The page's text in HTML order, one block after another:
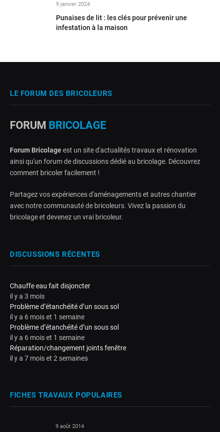
9 janvier 2024
Punaises de lit : les clés pour prévenir une
infestation à la maison
LE FORUM DES BRICOLEURS
FORUM BRICOLAGE
Forum Bricolageest un site d'actualités travaux et rénovation
ainsi qu'un forum de discussions dédié au bricolage. Découvrez
comment bricoler facilement !
Partagez vos expériences d'aménagements et autres chantier
avec notre communauté de bricoleurs. Vivez la passion du
bricolage et devenez un vrai bricoleur.
DISCUSSIONS RÉCENTES
Chauffe eau fait disjoncter
il y a 3 mois
Problème d’étanchéité d’un sous sol
il y a 6 mois et 1 semaine
Problème d’étanchéité d’un sous sol
il y a 6 mois et 1 semaine
Réparation/changement joints fenêtre
il y a 7 mois et 2 semaines
FICHES TRAVAUX POPULAIRES
9 août 2014